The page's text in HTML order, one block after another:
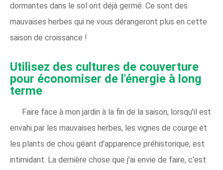
dormantes dans le sol ont déjà germé. Ce sont des
mauvaises herbes qui ne vous dérangeront plus en cette
saison de croissance !
Utilisez des cultures de couverture
pour économiser de l'énergie à long
terme
Faire face à mon jardin à la fin de la saison, lorsqu'il est
envahi par les mauvaises herbes, les vignes de courge et
les plants de chou géant d'apparence préhistorique, est
intimidant. La dernière chose que j'ai envie de faire, c'est